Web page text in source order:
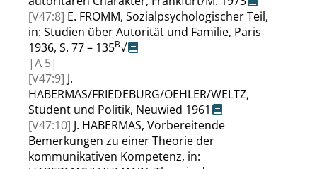
[V47:8] E. FROMM, Sozialpsychologischer Teil,
in: Studien über Autorität und Familie, Paris
1936, S. 77 – 135B√
|A 5|
[V47:9] J.
HABERMAS/FRIEDEBURG/OEHLER/WELTZ,
Student und Politik, Neuwied 1961
[V47:10] J. HABERMAS, Vorbereitende
Bemerkungen zu einer Theorie der
kommunikativen Kompetenz, in: